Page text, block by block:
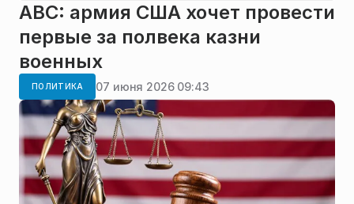
ABC: армия США хочет провести
первые за полвека казни
военных
ПОЛИТИКА 07 июня 2026 09:43